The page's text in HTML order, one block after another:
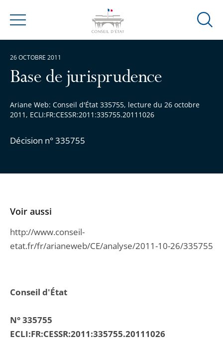
Menu
Ouvrir
Base de jurisprudence
Ariane Web: Conseil d'État 335755, lecture du 26 octobre
2011, ECLI:FR:CESSR:2011:335755.20111026
Décision n° 335755
26 OCTOBRE 2011
Conseil d'État
N° 335755
ECLI:FR:CESSR:2011:335755.20111026
Voir aussi
http://www.conseil-
etat.fr/fr/arianeweb/CE/analyse/2011-10-26/335755